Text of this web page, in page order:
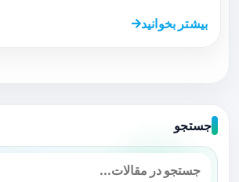
بیشتر بخوانید
جستجو